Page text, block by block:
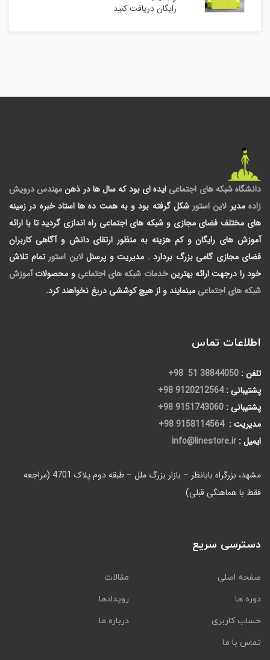
رایگان دریافت کنید
دانشگاه شبکه های اجتماعی ایده ای بود که سال ها در ذهنمهندس درویش
زاده مدیر لاین استورشکل گرفته بود و به همت ده ها استاد خبره در زمینه
های مختلف فضای مجازی و شبکه های اجتماعی راه اندازی گردید تا با ارائه
آموزش های رایگان و کم هزینه به منظور ارتقای دانش و آگاهی کاربران
فضای مجازی گامی بزرگ بردارد . مدیریت و پرسنللاین استورتمام تلاش
خود را درجهت ارائه بهترینخدمات شبکه های اجتماعی و محصولات آموزش
شبکه های اجتماعی مینمایند و از هیچ کوششی دریغ نخواهند کرد.
اطلاعات تماس
تلفن : 38844050 51 98+
پشتیبانی : 9120212564 98+
پشتیبانی : 9151743060 98+
مدیریت : 9158114564 98+
ایمیل : info@linestore.ir
مشهد، بزرگراه بابانظر – بازار بزرگ ملل – طبقه دوم پلاک 4701 (مراجعه
فقط با هماهنگی قبلی)
دسترسی سریع
صفحه اصلی
مقالات
دوره ها
رویدادها
حساب کاربری
درباره ما
تماس با ما